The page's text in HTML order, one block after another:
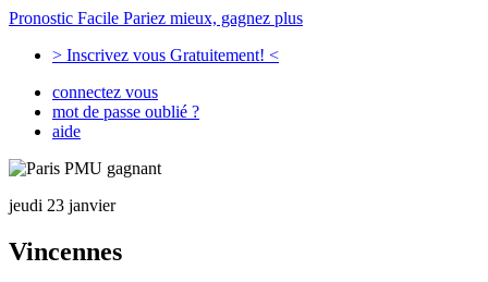
Pronostic Facile Pariez mieux, gagnez plus
> Inscrivez vous Gratuitement! <
connectez vous
mot de passe oublié ?
aide
jeudi 23 janvier
Vincennes